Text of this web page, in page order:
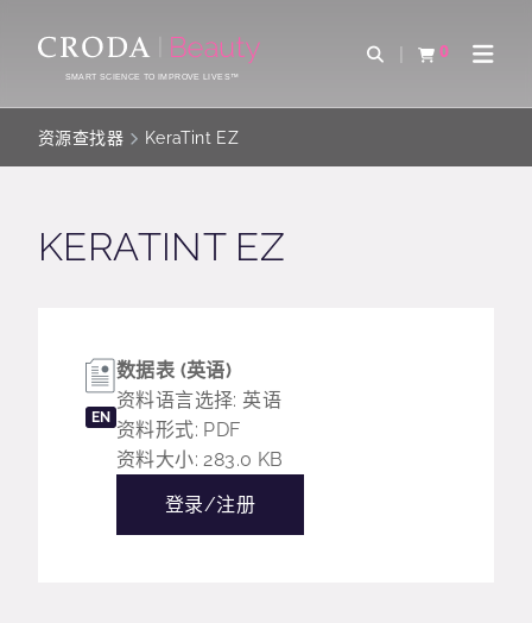
CONTENTSMART SCIENCE TO IMPROVE LIVES™
Open Search
0
查看购物车Open
资源查找器 KeraTint EZ
KERATINT EZ
EN
数据表 (英语)
资料语言选择: 英语
资料形式: PDF
资料大小: 283.0 KB
登录/注册